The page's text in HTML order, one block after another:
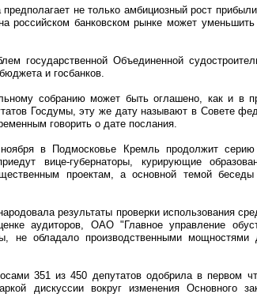
не только амбициозный рост
российском банковском рынке может
государственной Объединенной
и госбанков.
собранию может быть оглашено, как и в
Госдумы, эту же дату называют в Совете
говорить о дате послания.
в Подмосковье Кремль продолжит
вице-губернаторы, курирующие
проектам, а основной темой
результаты проверки использования
аудиторов, ОАО "Главное управление
не обладало производственными мощностями
351 из 450 депутатов одобрила в первом
дискуссии вокруг изменения Основного